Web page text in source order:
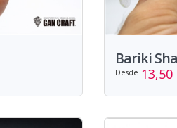
Bariki
Desde 13,50